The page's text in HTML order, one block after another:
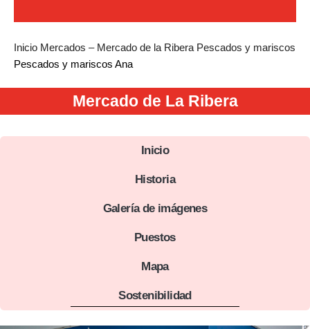
Inicio Mercados – Mercado de la Ribera Pescados y mariscos
Pescados y mariscos Ana
Mercado de La Ribera
Inicio
Historia
Galería de imágenes
Puestos
Mapa
Sostenibilidad